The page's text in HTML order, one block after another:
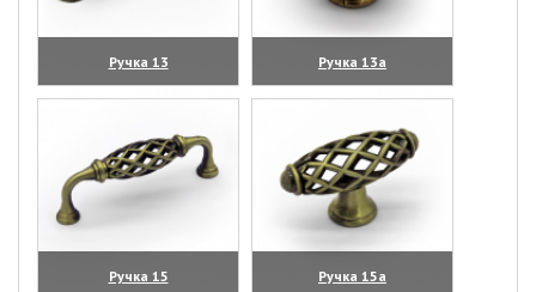
Ручка 13
(увеличить)
Ручка 13а
(увеличить)
Ручка 15
Ручка 15а